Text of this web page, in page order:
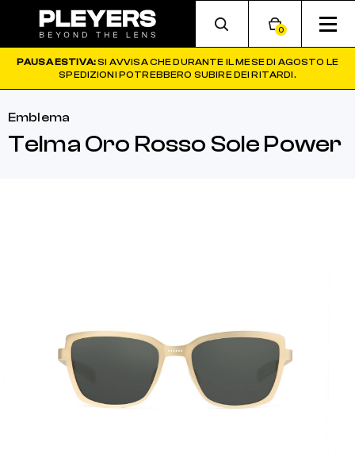
0
PAUSA ESTIVA:SI AVVISA CHE DURANTE IL MESE DI AGOSTO LE
SPEDIZIONI POTREBBERO SUBIRE DEI RITARDI.
Emblema
Telma Oro Rosso Sole Power